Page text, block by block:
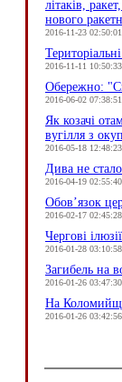
літаків,
нового
2016-11-23 02:50:01
2016-11-11 10:50:33
Обережно:
2016-06-02 07:38:51
Як козачі
вугілля з
2016-05-18 12:48:23
Дива не
2016-04-19 02:55:40
Обов’язок
2016-02-17 02:45:28
Чергові
2016-01-28 03:10:58
Загибель на
2016-01-26 03:47:30
На
2016-01-26 03:42:56